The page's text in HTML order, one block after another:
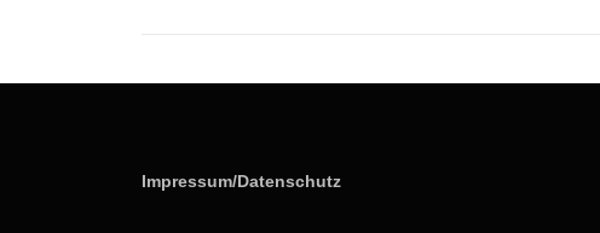
Impressum/Datenschutz